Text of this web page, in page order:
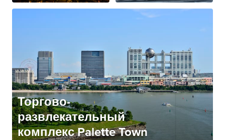
Торгово-
развлекательный
комплекс Palette Town